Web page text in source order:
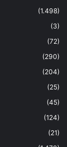
(1.498)
(3)
(72)
(290)
(204)
(25)
(45)
(124)
(21)